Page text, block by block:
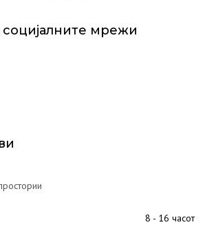
социјалните мрежи
8 - 16 часот